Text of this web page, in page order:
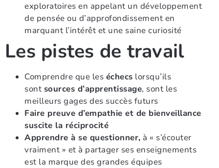
exploratoires en appelant un développement
de pensée ou d’approfondissement en
marquant l’intérêt et une saine curiosité
Les pistes de travail
Comprendre que les échecs lorsqu’ils
sont sources d’apprentissage, sont les
meilleurs gages des succès futurs
Faire preuve d’empathie et de bienveillance
suscite la réciprocité
Apprendre à se questionner, à « s’écouter
vraiment » et à partager ses enseignements
est la marque des grandes équipes